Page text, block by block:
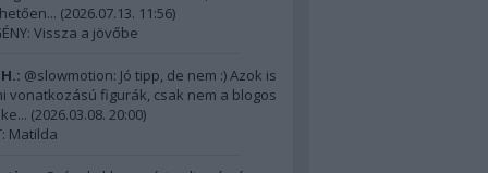
(2026.07.13. 11:56)
Vissza a jövőbe
@slowmotion: Jó tipp, de nem :) Azok is
vonatkozású figurák, csak nem a blogos
(2026.03.08. 20:00)
Matilda